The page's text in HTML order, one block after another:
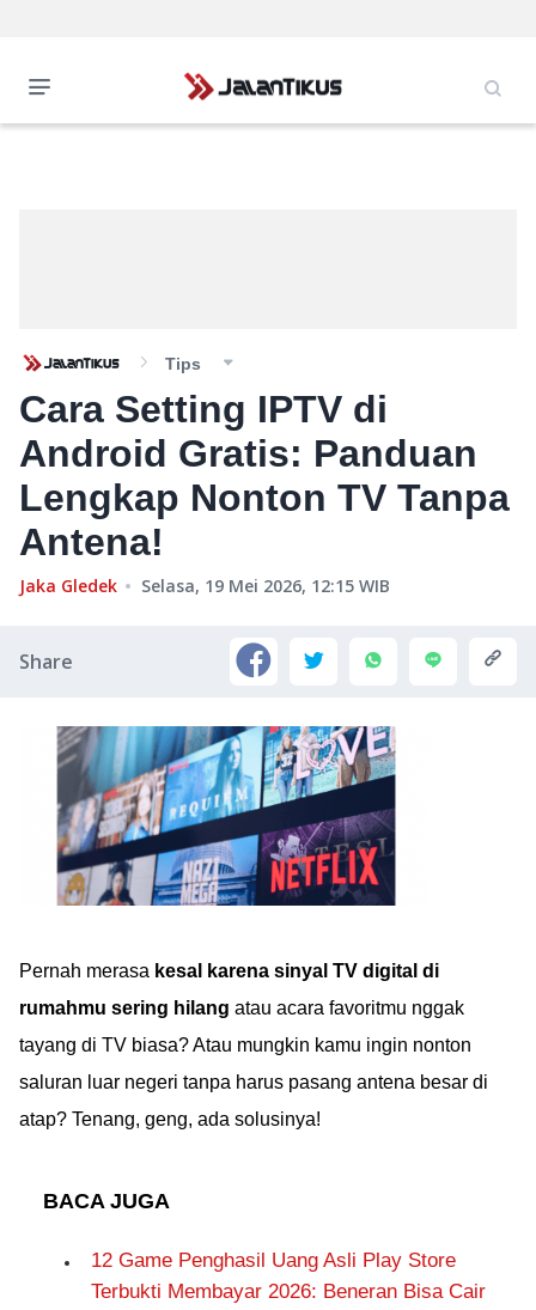
Tips
Cara Setting IPTV di
Android Gratis: Panduan
Lengkap Nonton TV Tanpa
Antena!
Jaka Gledek Selasa, 19 Mei 2026, 12:15 WIB
Share
Pernah merasa kesal karena sinyal TV digital di
rumahmu sering hilang atau acara favoritmu nggak
tayang di TV biasa? Atau mungkin kamu ingin nonton
saluran luar negeri tanpa harus pasang antena besar di
atap? Tenang, geng, ada solusinya!
BACA JUGA
12 Game Penghasil Uang Asli Play Store
Terbukti Membayar 2026: Beneran Bisa Cair